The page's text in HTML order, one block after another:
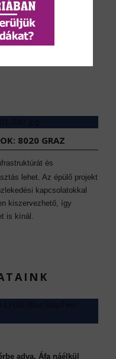
Ausztriai ingatlanok
ingatlan nyugdíj. Az
amely tökéletes
mind pedig saját
el. Ha bérbeadási
Részletekért
8020 GRAZ
és
lehet. Az épülő projekt
kapcsolatokkal
kiszervezhető, így
is kínál.
adva, Áfa náélkül